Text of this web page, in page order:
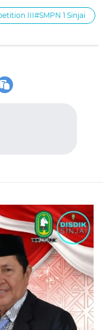
III#SMPN 1 Sinjai